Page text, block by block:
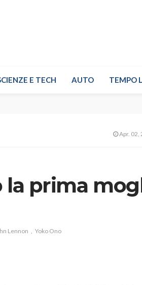
E TECH AUTO TEMPO
Apr. 02,
prima
Lennon Yoko Ono